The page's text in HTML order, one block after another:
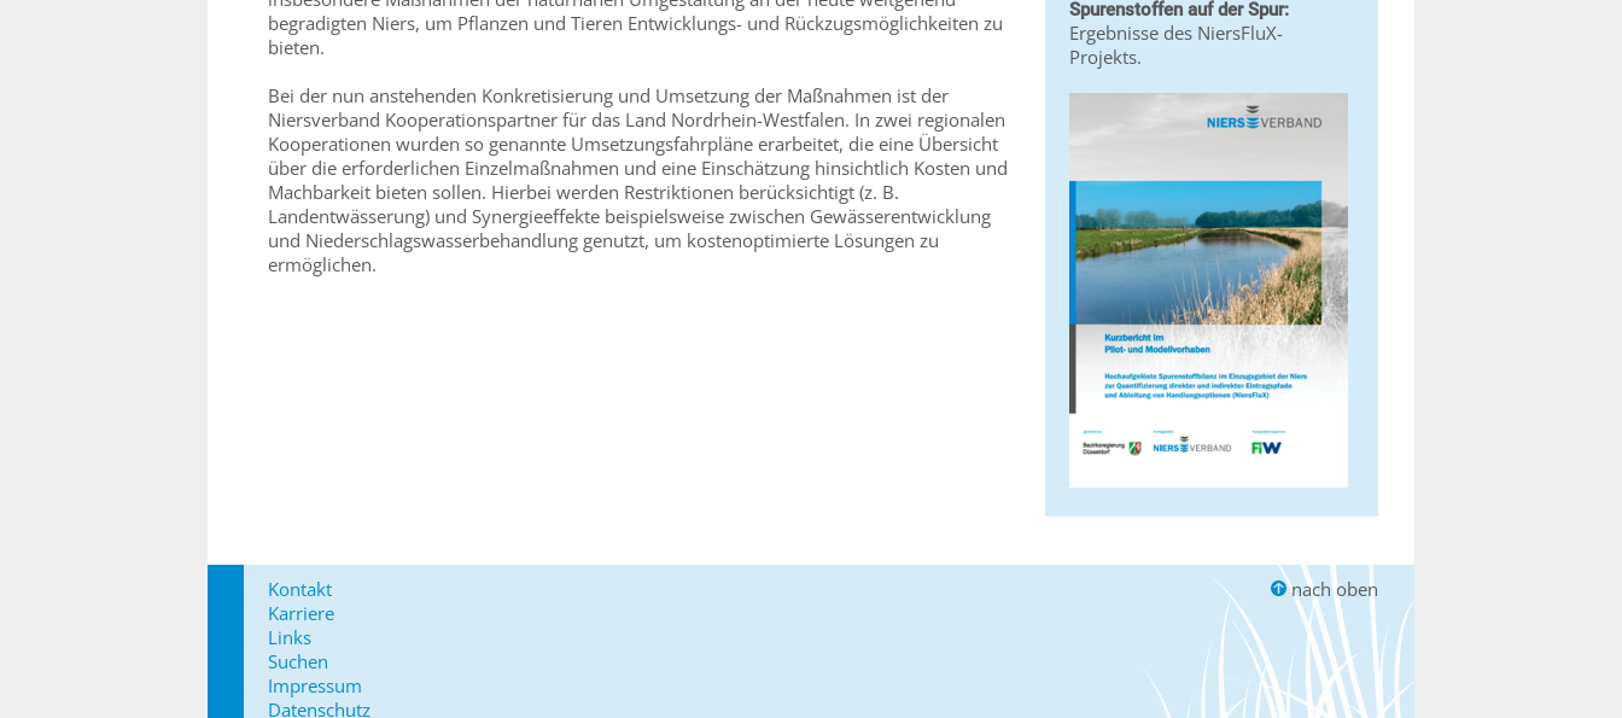
begradigten Niers, um Pflanzen und Tieren Entwicklungs- und Rückzugsmöglichkeiten zu
bieten.
Bei der nun anstehenden Konkretisierung und Umsetzung der Maßnahmen ist der
Niersverband Kooperationspartner für das Land Nordrhein-Westfalen. In zwei regionalen
Kooperationen wurden so genannte Umsetzungsfahrpläne erarbeitet, die eine Übersicht
über die erforderlichen Einzelmaßnahmen und eine Einschätzung hinsichtlich Kosten und
Machbarkeit bieten sollen. Hierbei werden Restriktionen berücksichtigt (z. B.
Landentwässerung) und Synergieeffekte beispielsweise zwischen Gewässerentwicklung
und Niederschlagswasserbehandlung genutzt, um kostenoptimierte Lösungen zu
ermöglichen.
Spurenstoffen auf der Spur:
Ergebnisse des NiersFluX-
Projekts.
Kontakt
Karriere
Links
Suchen
Impressum
Datenschutz
nach oben